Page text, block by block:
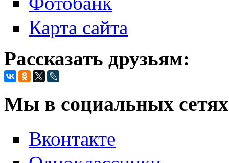
Карта сайта
Рассказать друзьям:
Мы в социальных
Вконтакте